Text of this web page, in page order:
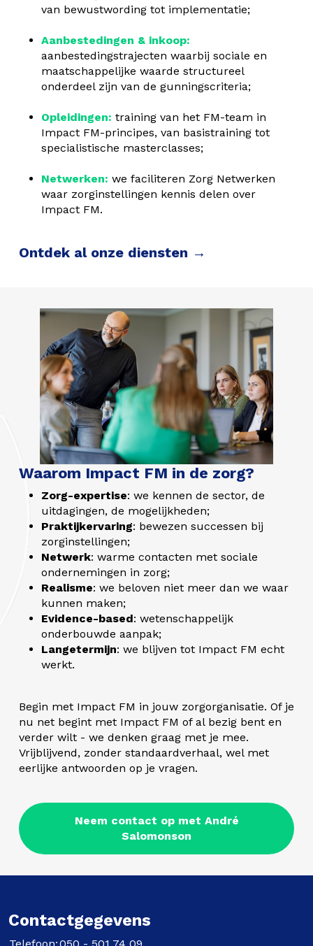
van bewustwording tot implementatie;
Aanbestedingen & inkoop:
aanbestedingstrajecten waarbij sociale en
maatschappelijke waarde structureel
onderdeel zijn van de gunningscriteria;
Opleidingen: training van het FM-team in
Impact FM-principes, van basistraining tot
specialistische masterclasses;
Netwerken: we faciliteren Zorg Netwerken
waar zorginstellingen kennis delen over
Impact FM.
Ontdek al onze diensten →
Waarom Impact FM in de zorg?
Zorg-expertise: we kennen de sector, de
uitdagingen, de mogelijkheden;
Praktijkervaring: bewezen successen bij
zorginstellingen;
Netwerk: warme contacten met sociale
ondernemingen in zorg;
Realisme: we beloven niet meer dan we waar
kunnen maken;
Evidence-based: wetenschappelijk
onderbouwde aanpak;
Langetermijn: we blijven tot Impact FM echt
werkt.
Begin met Impact FM in jouw zorgorganisatie. Of je
nu net begint met Impact FM of al bezig bent en
verder wilt - we denken graag met je mee.
Vrijblijvend, zonder standaardverhaal, wel met
eerlijke antwoorden op je vragen.
Neem contact op met André
Salomonson
Contactgegevens
Telefoon:050 - 501 74 09